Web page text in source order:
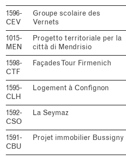
1596-
CEV
Groupe scolaire des
Vernets
1015-
MEN
Progetto territoriale per la
città di Mendrisio
1598-
CTF
Façades Tour Firmenich
1595-
CLH
Logement à Confignon
1592-
CSO
La Seymaz
1591-
CBU
Projet immobilier Bussigny